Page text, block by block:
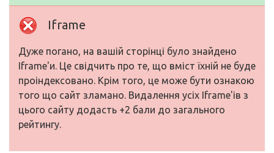
Iframe
Дуже погано, на вашій сторінці було знайдено
Iframe'и. Це свідчить про те, що вміст їхній не буде
проіндексовано. Крім того, це може бути ознакою
того що сайт зламано. Видалення усіх Iframe'ів з
цього сайту додасть +2 бали до загального
рейтингу.